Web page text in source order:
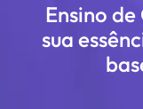
Ensino
sua